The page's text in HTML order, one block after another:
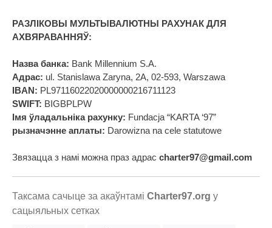
РАЗЛІКОВЫ МУЛЬТЫВАЛЮТНЫ РАХУНАК ДЛЯ
АХВЯРАВАННЯЎ:
Назва банка: Bank Millennium S.A.
Адрас: ul. Stanislawa Zaryna, 2A, 02-593, Warszawa
IBAN: PL97116022020000000216711123
SWIFT: BIGBPLPW
Імя ўладальніка рахунку: Fundacja “KARTA ‘97”
рызначэнне аплаты: Darowizna na cele statutowe
Звязацца з намі можна праз адрас charter97@gmail.com
Таксама сачыце за акаўнтамі Charter97.org у
сацыяльных сетках